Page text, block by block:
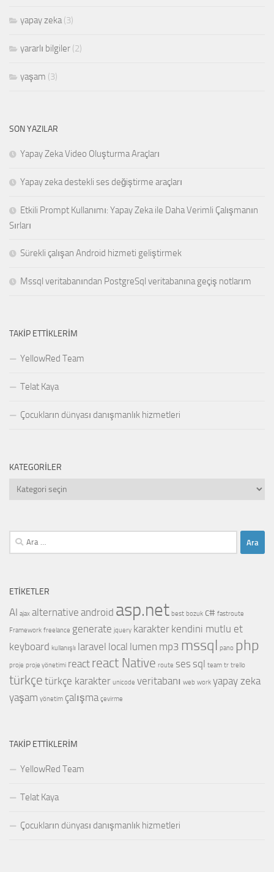
yapay zeka(3)
yararlı bilgiler (2)
yaşam (3)
SON YAZILAR
Yapay Zeka Video Oluşturma Araçları
Yapay zeka destekli ses değiştirme araçları
Etkili Prompt Kullanımı: Yapay Zeka ile Daha Verimli Çalışmanın
Sırları
Sürekli çalışan Android hizmeti geliştirmek
Mssql veritabanından PostgreSql veritabanına geçiş notlarım
TAKIP ETTIKLERIM
YellowRed Team
Telat Kaya
Çocukların dünyası danışmanlık hizmetleri
KATEGORILER
Kategoriler
Arama:
ETIKETLER
AI ajax alternative android asp.net best bozuk c# fastroute
Framework freelance generate jquery karakter kendini mutlu et
keyboard kullanışlı laravel local lumen mp3 mssql pano php
proje proje yönetimi react react Native route ses sql team tr trello
türkçe türkçe karakter unicode veritabanı web work yapay zeka
yaşam yönetim çalışma çevirme
TAKIP ETTIKLERIM
YellowRed Team
Telat Kaya
Çocukların dünyası danışmanlık hizmetleri